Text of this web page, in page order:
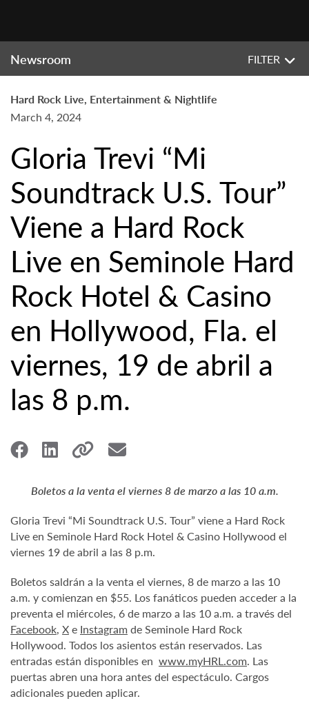
Newsroom FILTER
Hard Rock Live, Entertainment & Nightlife
March 4, 2024
Gloria Trevi “Mi
Soundtrack U.S. Tour”
Viene a Hard Rock
Live en Seminole Hard
Rock Hotel & Casino
en Hollywood, Fla. el
viernes, 19 de abril a
las 8 p.m.
Boletos a la venta el viernes 8 de marzo a las 10 a.m.
Gloria Trevi “Mi Soundtrack U.S. Tour” viene a Hard Rock
Live en Seminole Hard Rock Hotel & Casino Hollywood el
viernes 19 de abril a las 8 p.m.
Boletos saldrán a la venta el viernes, 8 de marzo a las 10
a.m. y comienzan en $55. Los fanáticos pueden acceder a la
preventa el miércoles, 6 de marzo a las 10 a.m. a través del
Facebook, Xe Instagram de Seminole Hard Rock
Hollywood. Todos los asientos están reservados. Las
entradas están disponibles en www.myHRL.com. Las
puertas abren una hora antes del espectáculo. Cargos
adicionales pueden aplicar.